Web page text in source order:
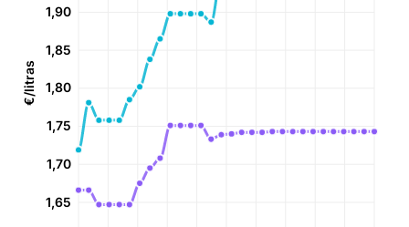
1,90
1,85
1,80
1,75
1,70
1,65
€/litras